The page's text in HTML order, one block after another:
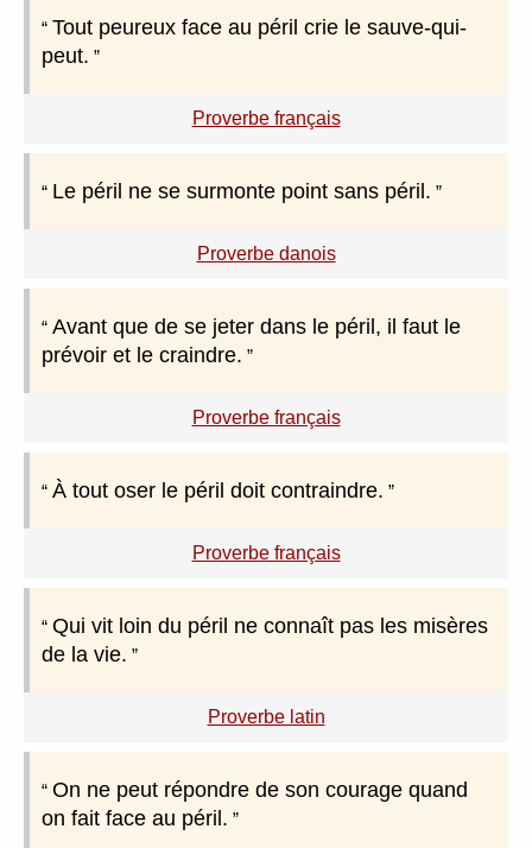
Tout peureux face au péril crie le sauve-qui-
peut.
Proverbe français
Le péril ne se surmonte point sans péril.
Proverbe danois
Avant que de se jeter dans le péril, il faut le
prévoir et le craindre.
Proverbe français
À tout oser le péril doit contraindre.
Proverbe français
Qui vit loin du péril ne connaît pas les misères
de la vie.
Proverbe latin
On ne peut répondre de son courage quand
on fait face au péril.